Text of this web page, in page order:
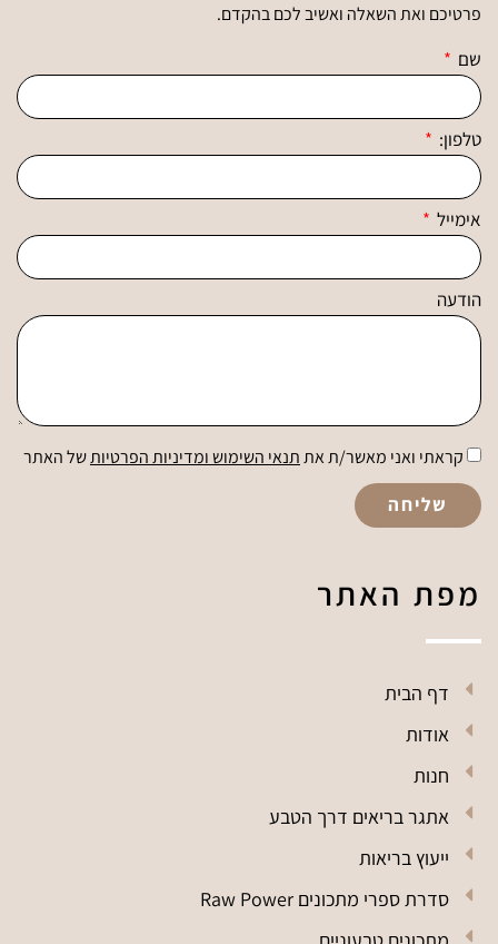
מפת האתר
דף הבית
אודות
חנות
אתגר בריאים דרך הטבע
ייעוץ בריאות
סדרת ספרי מתכונים Raw Power
פרטיכם ואת השאלה ואשיב לכם בהקדם.
שם
טלפון:
אימייל
הודעה
קראתי ואני מאשר/ת אתתנאי השימוש ומדיניות הפרטיותשל האתר
שליחה